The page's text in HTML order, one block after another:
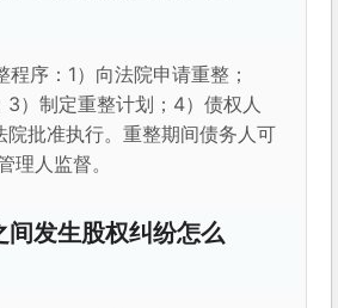
程序：1）向法院申请重整；
3）制定重整计划；4）债权人
院批准执行。重整期间债务人可
理人监督。
间发生股权纠纷怎么